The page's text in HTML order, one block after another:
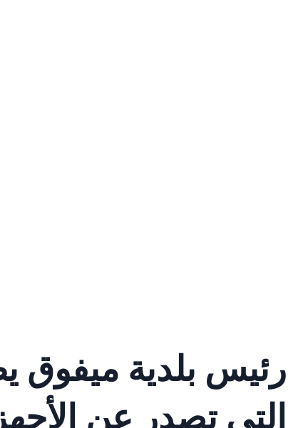
رئيس بلدية ميفوق
التي تصدر عن